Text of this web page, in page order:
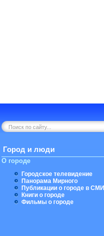
Город и люди
О городе
Городское телевидение
Панорама Мирного
Публикации о городе в СМИ
Книги о городе
Фильмы о городе